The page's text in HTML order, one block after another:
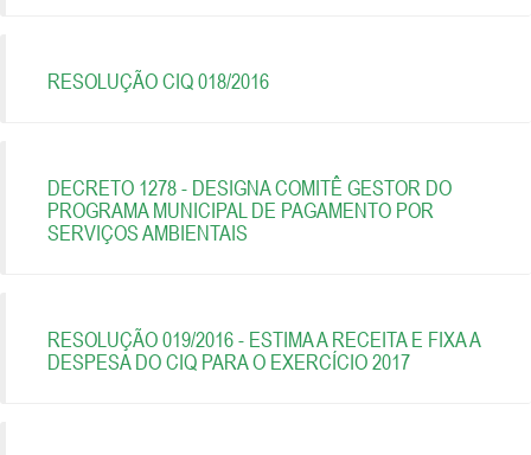
RESOLUÇÃO CIQ 018/2016
DECRETO 1278 - DESIGNA COMITÊ GESTOR DO
PROGRAMA MUNICIPAL DE PAGAMENTO POR
SERVIÇOS AMBIENTAIS
RESOLUÇÃO 019/2016 - ESTIMA A RECEITA E FIXA A
DESPESA DO CIQ PARA O EXERCÍCIO 2017